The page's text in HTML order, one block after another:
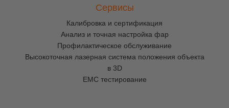
Сервисы
Калибровка и сертификация
Анализ и точная настройка фар
Профилактическое обслуживание
Высокоточная лазерная система положения объекта
в 3D
EMC тестирование